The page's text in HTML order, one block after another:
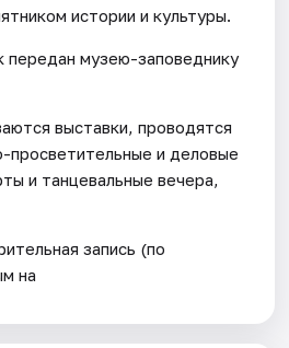
истории и культуры.
передан музею-заповеднику
выставки, проводятся
просветительные и деловые
и танцевальные вечера,
запись (по
на